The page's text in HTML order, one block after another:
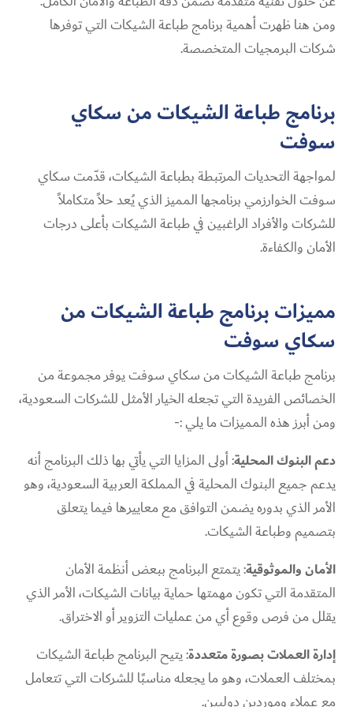
ومن هنا ظهرت أهمية برنامج طباعة الشيكات​ التي توفرها
شركات البرمجيات المتخصصة.
برنامج طباعة الشيكات​ من سكاي
سوفت
لمواجهة التحديات المرتبطة بطباعة الشيكات، قدّمت سكاي
سوفت الخوارزمي برنامجها المميز الذي يُعد حلاً متكاملاً
للشركات والأفراد الراغبين في طباعة الشيكات بأعلى درجات
الأمان والكفاءة.
مميزات برنامج طباعة الشيكات​ من
سكاي سوفت
برنامج طباعة الشيكات​ من سكاي سوفت يوفر مجموعة من
الخصائص الفريدة التي تجعله الخيار الأمثل للشركات السعودية،
ومن أبرز هذه المميزات ما يلي :-
دعم البنوك المحلية: أولى المزايا التي يأتي بها ذلك البرنامج أنه
يدعم جميع البنوك المحلية في المملكة العربية السعودية، وهو
الأمر الذي بدوره يضمن التوافق مع معاييرها فيما يتعلق
بتصميم وطباعة الشيكات.
الأمان والموثوقية: يتمتع البرنامج ببعض أنظمة الأمان
المتقدمة التي تكون مهمتها حماية بيانات الشيكات، الأمر الذي
يقلل من فرص وقوع أي من عمليات التزوير أو الاختراق.
إدارة العملات بصورة متعددة: يتيح البرنامج طباعة الشيكات​
بمختلف العملات، وهو ما يجعله مناسبًا للشركات التي تتعامل
مع عملاء وموردين دوليين.